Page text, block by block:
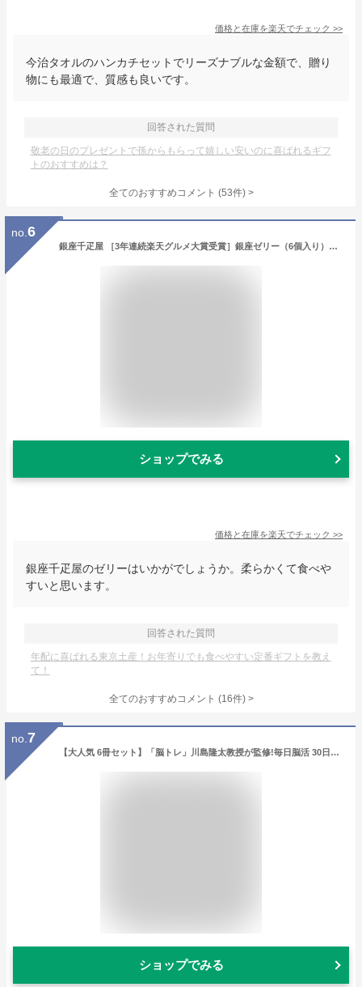
価格と在庫を楽天でチェック >>
今治タオルのハンカチセットでリーズナブルな金額で、贈り
物にも最適で、質感も良いです。
回答された質問
敬老の日のプレゼントで孫からもらって嬉しい安いのに喜ばれるギフ
トのおすすめは？
全てのおすすめコメント (53件) >
no. 6
銀座千疋屋 ［3年連続楽天グルメ大賞受賞］銀座ゼリー（6個入り）［ポイント2倍］～ お中元 御中元 父の日 母の日 ゼリー ギフト 贈り物 フルーツ スイーツ プレゼント お菓子 内祝い 誕生日 お祝い 御礼 快気内祝 お見舞い 千疋屋 ～
ショップでみる
価格と在庫を楽天でチェック >>
銀座千疋屋のゼリーはいかがでしょうか。柔らかくて食べや
すいと思います。
回答された質問
年配に喜ばれる東京土産！お年寄りでも食べやすい定番ギフトを教え
て！
全てのおすすめコメント (16件) >
no. 7
【大人気 6冊セット】「脳トレ」川島隆太教授が監修!毎日脳活 30日30種最新脳ドリル 7〜12｜ 脳トレ パズル 認知症 予防 脳 活性化 鍛える クロスワード 高齢者 介護 ボケ 防止 物忘れ 脳活 ドリル 本 7巻 8巻 9巻 10巻 11巻 12巻 入院中 暇つぶし 母の日 ギフト 実用的
ショップでみる